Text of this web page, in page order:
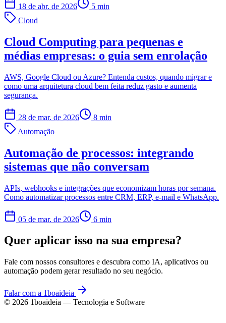
18 de abr. de 2026 5 min
Cloud
Cloud Computing para pequenas e
médias empresas: o guia sem enrolação
AWS, Google Cloud ou Azure? Entenda custos, quando migrar e
como uma arquitetura cloud bem feita reduz gasto e aumenta
segurança.
28 de mar. de 2026 8 min
Automação
Automação de processos: integrando
sistemas que não conversam
APIs, webhooks e integrações que economizam horas por semana.
Como automatizar processos entre CRM, ERP, e-mail e WhatsApp.
05 de mar. de 2026 6 min
Quer aplicar isso na sua empresa?
Fale com nossos consultores e descubra como IA, aplicativos ou
automação podem gerar resultado no seu negócio.
Falar com a 1boaideia
© 2026 1boaideia — Tecnologia e Software